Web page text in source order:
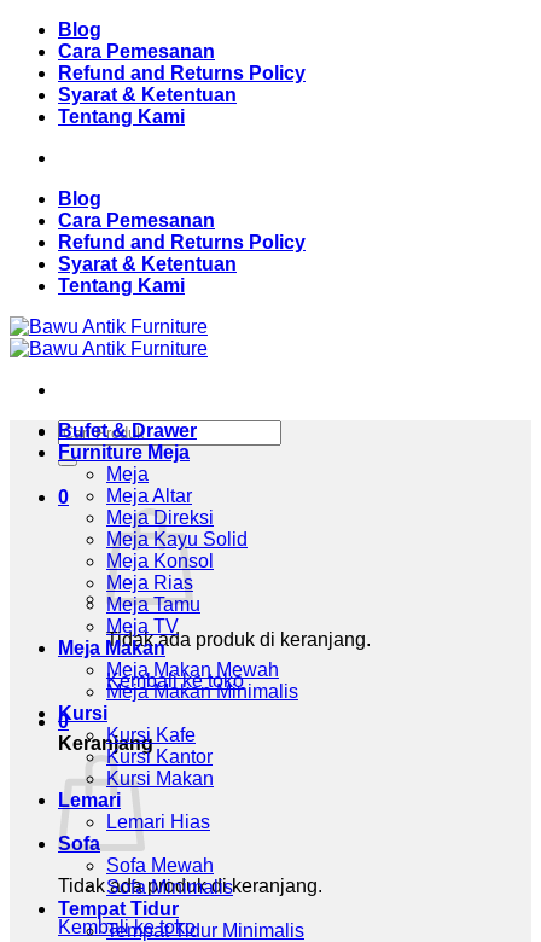
Skip
content
Blog
Cara Pemesanan
Refund and Returns Policy
Syarat & Ketentuan
Tentang Kami
Blog
Cara Pemesanan
Refund and Returns Policy
Syarat & Ketentuan
Tentang Kami
Pencarian
untuk:
0
Tidak ada produk di keranjang.
Kembali ke toko
0
Keranjang
Tidak ada produk di keranjang.
Kembali ke toko
Bufet & Drawer
Furniture Meja
Meja
Meja Altar
Meja Direksi
Meja Kayu Solid
Meja Konsol
Meja Rias
Meja Tamu
Meja TV
Meja Makan
Meja Makan Mewah
Meja Makan Minimalis
Kursi
Kursi Kafe
Kursi Kantor
Kursi Makan
Lemari
Lemari Hias
Sofa
Sofa Mewah
Sofa Minimalis
Tempat Tidur
Tempat Tidur Minimalis